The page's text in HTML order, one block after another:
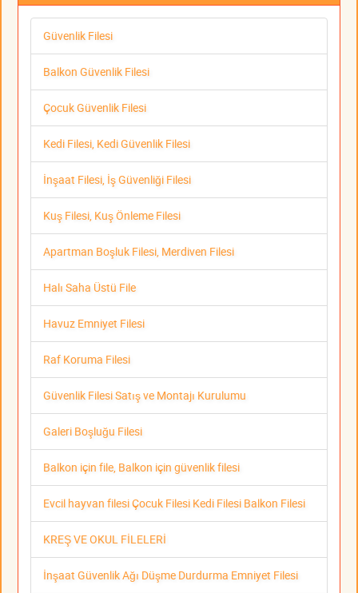
Güvenlik Filesi
Balkon Güvenlik Filesi
Çocuk Güvenlik Filesi
Kedi Filesi, Kedi Güvenlik Filesi
İnşaat Filesi, İş Güvenliği Filesi
Kuş Filesi, Kuş Önleme Filesi
Apartman Boşluk Filesi, Merdiven Filesi
Halı Saha Üstü File
Havuz Emniyet Filesi
Raf Koruma Filesi
Güvenlik Filesi Satış ve Montajı Kurulumu
Galeri Boşluğu Filesi
Balkon için file, Balkon için güvenlik filesi
Evcil hayvan filesi Çocuk Filesi Kedi Filesi Balkon Filesi
KREŞ VE OKUL FİLELERİ
İnşaat Güvenlik Ağı Düşme Durdurma Emniyet Filesi